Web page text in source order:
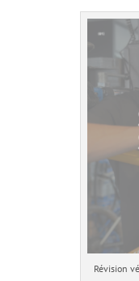
Révision